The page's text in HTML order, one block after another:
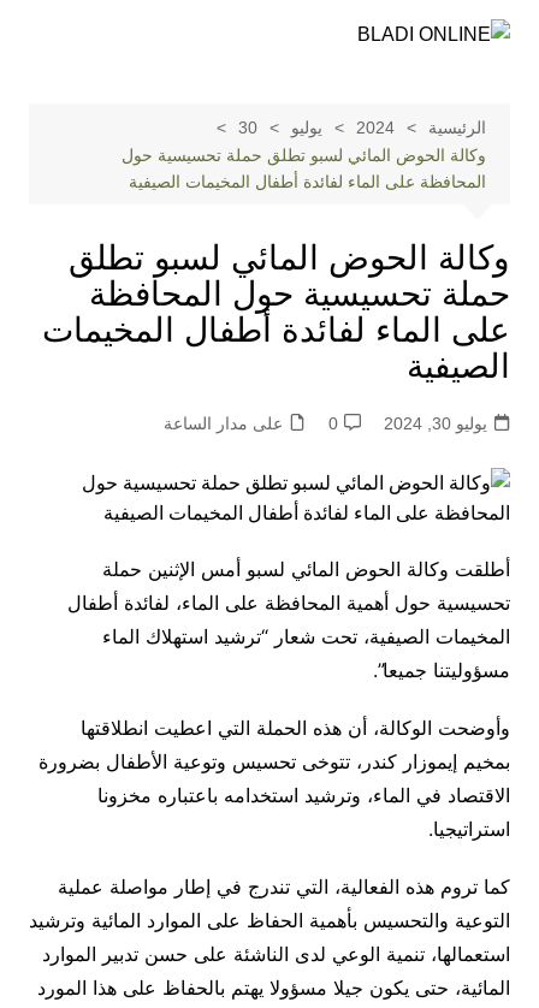
الرئيسية 2024 يوليو
30
وكالة الحوض المائي لسبو تطلق حملة تحسيسية حول
المحافظة على الماء لفائدة أطفال المخيمات الصيفية
وكالة الحوض المائي لسبو تطلق
حملة تحسيسية حول المحافظة
على الماء لفائدة أطفال المخيمات
الصيفية
يوليو 30, 2024 0 على مدار الساعة
أطلقت وكالة الحوض المائي لسبو أمس الإثنين حملة
تحسيسية حول أهمية المحافظة على الماء، لفائدة أطفال
المخيمات الصيفية، تحت شعار “ترشيد استهلاك الماء
مسؤوليتنا جميعا”.
وأوضحت الوكالة، أن هذه الحملة التي اعطيت انطلاقتها
بمخيم إيموزار كندر، تتوخى تحسيس وتوعية الأطفال بضرورة
الاقتصاد في الماء، وترشيد استخدامه باعتباره مخزونا
استراتيجيا.
كما تروم هذه الفعالية، التي تندرج في إطار مواصلة عملية
التوعية والتحسيس بأهمية الحفاظ على الموارد المائية وترشيد
استعمالها، تنمية الوعي لدى الناشئة على حسن تدبير الموارد
المائية، حتى يكون جيلا مسؤولا يهتم بالحفاظ على هذا المورد